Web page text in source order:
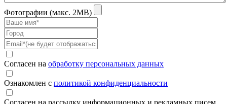
Фотографии (макс. 2MB)
Согласен на обработку персональных данных
Ознакомлен с политикой конфиденциальности
Согласен на рассылку информационных и рекламных писем